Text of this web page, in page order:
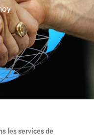
les services de